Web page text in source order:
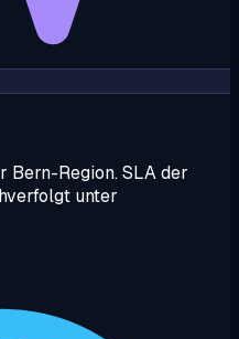
Region. SLA der
unter